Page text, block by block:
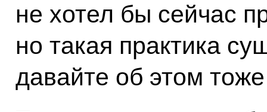
не хотел бы сейчас
но такая практика
давайте об этом